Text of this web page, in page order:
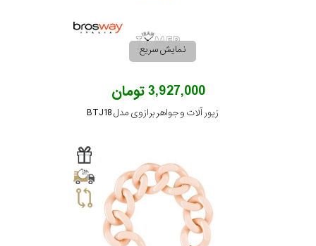
نمایش سریع
3,927,000 تومان
زیور آلات و جواهر برازوی مدل BTJ18